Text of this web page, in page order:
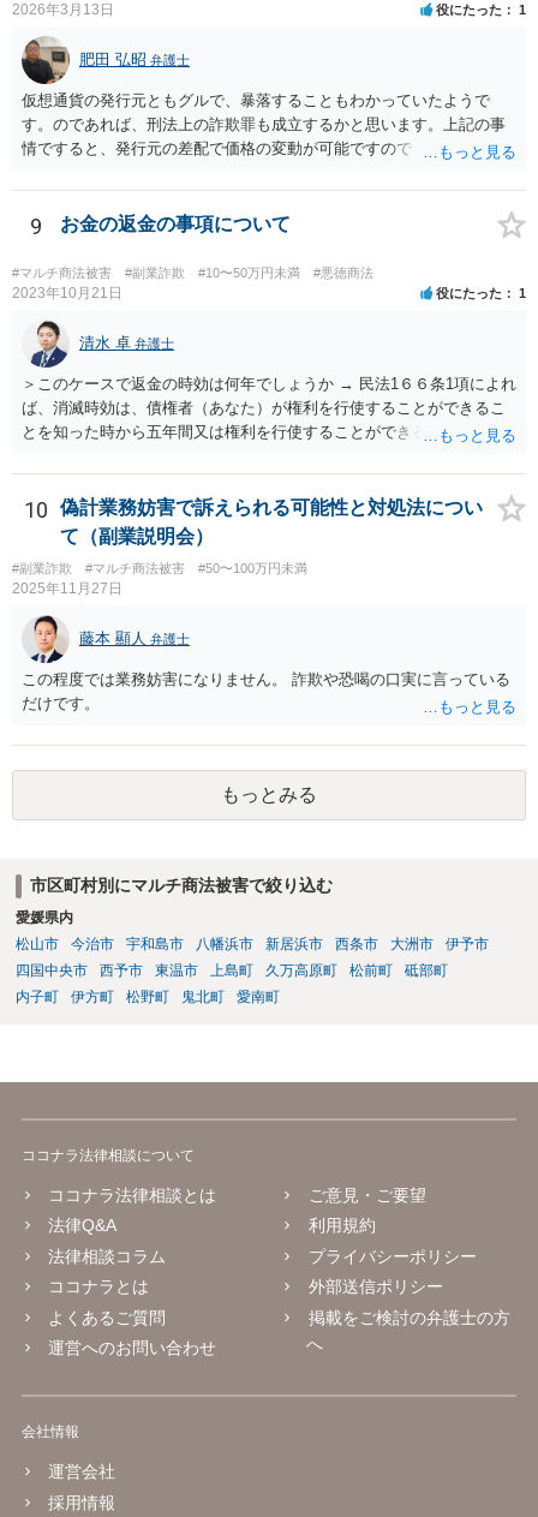
2026年3月13日 役にたった 1
肥田 弘昭 弁護士
仮想通貨の発行元ともグルで、暴落することもわかっていたようで
す。のであれば、刑法上の詐欺罪も成立するかと思います。上記の事
情ですると、発行元の差配で価格の変動が可能ですので「投資」では
行為については、不法行為に基づく損害賠償、不当利得返還請求など
が考えられます。知人やファンドリーダーを共同不法行為者として、
9 お金の返金の事項について
#マルチ商法被害 #副業詐欺 #10〜50万円未満 #悪徳商法
2023年10月21日 役にたった 1
清水 卓 弁護士
＞このケースで返金の時効は何年でしょうか → 民法1６６条1項によれ
ば、消滅時効は、債権者（あなた）が権利を行使することができるこ
とを知った時から五年間又は権利を行使することができる時から十年
ときは、時効は更新しされ、その時から新たに進行を開始します。
「電話の音声録音やLINEで相手がお金を返金する内容の文書は残って
います。」とのことですが、これらが権利の承認にあたる可能性もあ
ります。 ＞こんな状態でも返金要求してもいいのでしょうか。 → 相
手方が４５万円をこのまま利得できる法的根拠はないように思われま
す。考えられる回収手段としては、支払督促、少額訴訟、民事調停、
民事訴訟等があります。各手続きにはそれぞれの特徴があるので、一
度、お住まいの地域等の弁護士に相談する等して、ご事案にあった方
法を検討なさってみてはいかがでしょうか。 【参考】お金を払っても
らえない」とお困りの方へ（政府広報オンライン） https://www.gov-o
10
偽計業務妨害で訴えられる可能性と対処法につい
て（副業説明会）
#副業詐欺 #マルチ商法被害 #50〜100万円未満
2025年11月27日
藤本 顯人 弁護士
この程度では業務妨害になりません。 詐欺や恐喝の口実に言っている
だけです。
もっとみる
市区町村別にマルチ商法被害で絞り込む
愛媛県内
松山市
今治市 宇和島市 八幡浜市 新居浜市 西条市 大洲市
伊予市
四国中央市
西予市 東温市 上島町 久万高原町 松前町
砥部町
内子町
伊方町 松野町 鬼北町 愛南町
ココナラ法律相談について
ココナラ法律相談とは
法律Q&A
法律相談コラム
ココナラとは
よくあるご質問
運営へのお問い合わせ
ご意見・ご要望
利用規約
プライバシーポリシー
外部送信ポリシー
掲載をご検討の弁護士の方
へ
会社情報
運営会社
採用情報